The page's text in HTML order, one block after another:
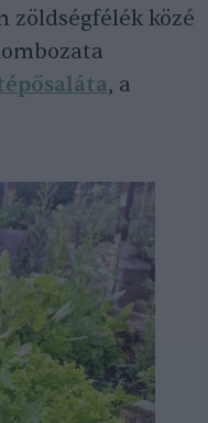
zöldségfélék közé
, a